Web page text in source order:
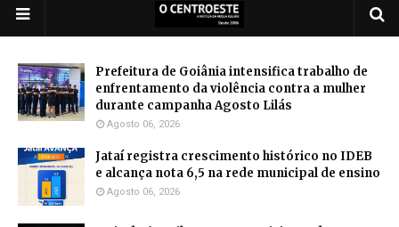
Prefeitura de Goiânia intensifica trabalho de
enfrentamento da violência contra a mulher
durante campanha Agosto Lilás
Agosto 06, 2026
Jataí registra crescimento histórico no IDEB
e alcança nota 6,5 na rede municipal de ensino
Agosto 06, 2026